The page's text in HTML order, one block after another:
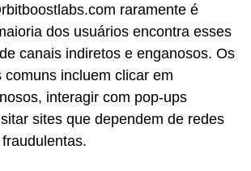
raramente é
dos usuários encontra esses
canais indiretos e enganosos. Os
comuns incluem clicar em
interagir com pop-ups
sites que dependem de redes